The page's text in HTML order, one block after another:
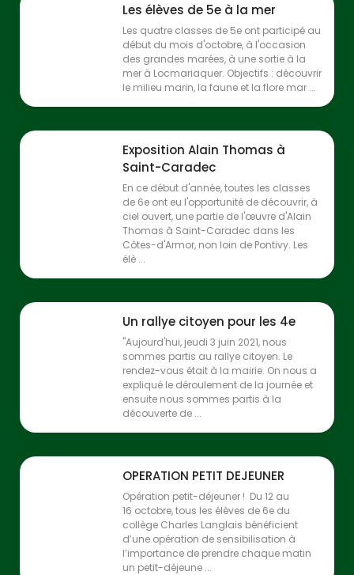
Les élèves de 5e à la mer
Les quatre classes de 5e ont participé au
début du mois d'octobre, à l'occasion
des grandes marées, à une sortie à la
mer à Locmariaquer. Objectifs : découvrir
le milieu marin, la faune et la flore mar ...
Exposition Alain Thomas à
Saint-Caradec
En ce début d'année, toutes les classes
de 6e ont eu l'opportunité de découvrir, à
ciel ouvert, une partie de l'œuvre d'Alain
Thomas à Saint-Caradec dans les
Côtes-d'Armor, non loin de Pontivy. Les
élè ...
Un rallye citoyen pour les 4e
"Aujourd'hui, jeudi 3 juin 2021, nous
sommes partis au rallye citoyen. Le
rendez-vous était à la mairie. On nous a
expliqué le déroulement de la journée et
ensuite nous sommes partis à la
découverte de ...
OPERATION PETIT DEJEUNER
Opération petit-déjeuner ! Du 12 au
16 octobre, tous les élèves de 6e du
collège Charles Langlais bénéficient
d’une opération de sensibilisation à
l’importance de prendre chaque matin
un petit-déjeune ...